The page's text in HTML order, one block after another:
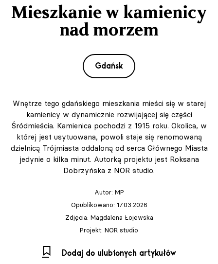
Mieszkanie w kamienicy
nad morzem
Gdańsk
Wnętrze tego gdańskiego mieszkania mieści się w starej
kamienicy w dynamicznie rozwijającej się części
Śródmieścia. Kamienica pochodzi z 1915 roku. Okolica, w
której jest usytuowana, powoli staje się renomowaną
dzielnicą Trójmiasta oddaloną od serca Głównego Miasta
jedynie o kilka minut. Autorką projektu jest Roksana
Dobrzyńska z NOR studio.
Autor: MP
Opublikowano: 17.03.2026
Zdjęcia: Magdalena Łojewska
Projekt: NOR studio
Dodaj do ulubionych artykułów